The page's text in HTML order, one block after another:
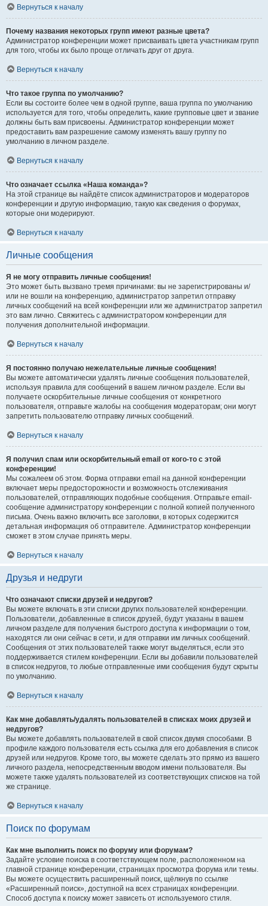
Вернуться к началу
Почему названия некоторых групп имеют разные цвета?
Администратор конференции может присваивать цвета участникам групп
для того, чтобы их было проще отличать друг от друга.
Вернуться к началу
Что такое группа по умолчанию?
Если вы состоите более чем в одной группе, ваша группа по умолчанию
используется для того, чтобы определить, какие групповые цвет и звание
должны быть вам присвоены. Администратор конференции может
предоставить вам разрешение самому изменять вашу группу по
умолчанию в личном разделе.
Вернуться к началу
Что означает ссылка «Наша команда»?
На этой странице вы найдёте список администраторов и модераторов
конференции и другую информацию, такую как сведения о форумах,
которые они модерируют.
Вернуться к началу
Личные сообщения
Я не могу отправить личные сообщения!
Это может быть вызвано тремя причинами: вы не зарегистрированы и/
или не вошли на конференцию, администратор запретил отправку
личных сообщений на всей конференции или же администратор запретил
это вам лично. Свяжитесь с администратором конференции для
получения дополнительной информации.
Вернуться к началу
Я постоянно получаю нежелательные личные сообщения!
Вы можете автоматически удалять личные сообщения пользователей,
используя правила для сообщений в вашем личном разделе. Если вы
получаете оскорбительные личные сообщения от конкретного
пользователя, отправьте жалобы на сообщения модераторам; они могут
запретить пользователю отправку личных сообщений.
Вернуться к началу
Я получил спам или оскорбительный email от кого-то с этой
конференции!
Мы сожалеем об этом. Форма отправки email на данной конференции
включает меры предосторожности и возможность отслеживания
пользователей, отправляющих подобные сообщения. Отправьте email-
сообщение администратору конференции с полной копией полученного
письма. Очень важно включить все заголовки, в которых содержится
детальная информация об отправителе. Администратор конференции
сможет в этом случае принять меры.
Вернуться к началу
Друзья и недруги
Что означают списки друзей и недругов?
Вы можете включать в эти списки других пользователей конференции.
Пользователи, добавленные в список друзей, будут указаны в вашем
личном разделе для получения быстрого доступа к информации о том,
находятся ли они сейчас в сети, и для отправки им личных сообщений.
Сообщения от этих пользователей также могут выделяться, если это
поддерживается стилем конференции. Если вы добавили пользователей
в список недругов, то любые отправленные ими сообщения будут скрыты
по умолчанию.
Вернуться к началу
Как мне добавлять/удалять пользователей в списках моих друзей и
недругов?
Вы можете добавлять пользователей в свой список двумя способами. В
профиле каждого пользователя есть ссылка для его добавления в список
друзей или недругов. Кроме того, вы можете сделать это прямо из вашего
личного раздела, непосредственным вводом имени пользователя. Вы
можете также удалять пользователей из соответствующих списков на той
же странице.
Вернуться к началу
Поиск по форумам
Как мне выполнить поиск по форуму или форумам?
Задайте условие поиска в соответствующем поле, расположенном на
главной странице конференции, страницах просмотра форума или темы.
Вы можете осуществить расширенный поиск, щёлкнув по ссылке
«Расширенный поиск», доступной на всех страницах конференции.
Способ доступа к поиску может зависеть от используемого стиля.